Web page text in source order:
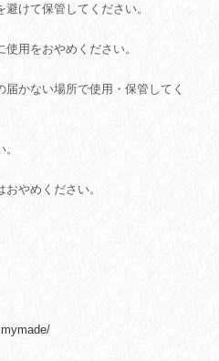
けて保管してください。
用をおやめください。
かない場所で使用・保管してく
やめください。